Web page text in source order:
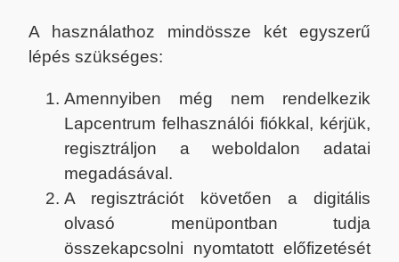
A használathoz mindössze két egyszerű
lépés szükséges:
Amennyiben még nem rendelkezik
Lapcentrum felhasználói fiókkal, kérjük,
regisztráljon a weboldalon adatai
megadásával.
A regisztrációt követően a digitális
olvasó menüpontban tudja
összekapcsolni nyomtatott előfizetését